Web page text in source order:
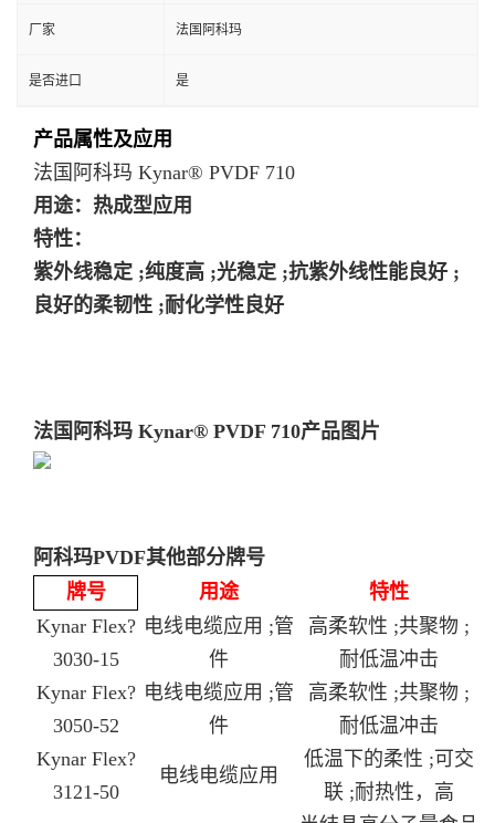
厂家 法国阿科玛
是否进口 是
产品属性及应用
法国阿科玛 Kynar® PVDF 710
用途：热成型应用
特性：
紫外线稳定 ;纯度高 ;光稳定 ;抗紫外线性能良好 ;
良好的柔韧性 ;耐化学性良好
法国阿科玛 Kynar® PVDF 710产品图片
阿科玛PVDF其他部分牌号
牌号
用途
特性
Kynar Flex?
3030-15
电线电缆应用 ;管
件
高柔软性 ;共聚物 ;
耐低温冲击
Kynar Flex?
3050-52
电线电缆应用 ;管
件
高柔软性 ;共聚物 ;
耐低温冲击
Kynar Flex?
3121-50
电线电缆应用
低温下的柔性 ;可交
联 ;耐热性，高